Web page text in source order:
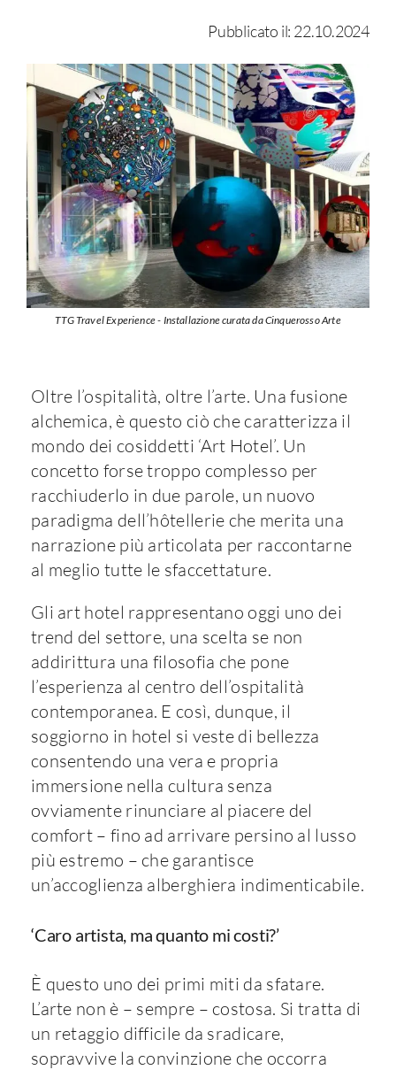
Pubblicato il: 22.10.2024
TTG Travel Experience - Installazione curata da Cinquerosso Arte
Oltre l’ospitalità, oltre l’arte. Una fusione
alchemica, è questo ciò che caratterizza il
mondo dei cosiddetti ‘Art Hotel’. Un
concetto forse troppo complesso per
racchiuderlo in due parole, un nuovo
paradigma dell’hôtellerie che merita una
narrazione più articolata per raccontarne
al meglio tutte le sfaccettature.
Gli art hotel rappresentano oggi uno dei
trend del settore, una scelta se non
addirittura una filosofia che pone
l’esperienza al centro dell’ospitalità
contemporanea. E così, dunque, il
soggiorno in hotel si veste di bellezza
consentendo una vera e propria
immersione nella cultura senza
ovviamente rinunciare al piacere del
comfort – fino ad arrivare persino al lusso
più estremo – che garantisce
un’accoglienza alberghiera indimenticabile.
‘Caro artista, ma quanto mi costi?’
È questo uno dei primi miti da sfatare.
L’arte non è – sempre – costosa. Si tratta di
un retaggio difficile da sradicare,
sopravvive la convinzione che occorra